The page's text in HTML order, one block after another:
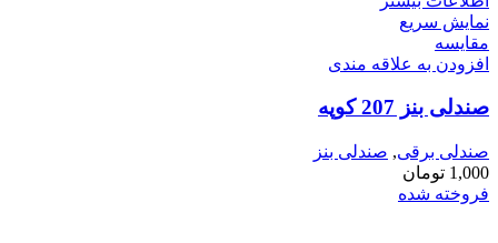
نمایش سریع
مقايسه
افزودن به علاقه مندی
صندلی بنز 207 کوپه
صندلی برقی, صندلی بنز
1,000 تومان
فروخته شده